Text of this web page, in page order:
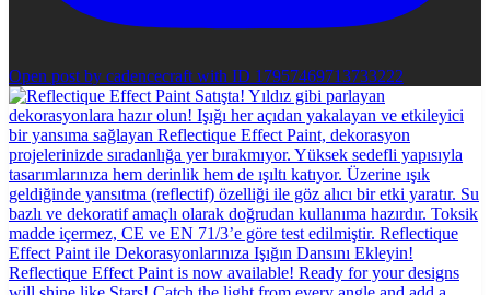
Open post by cadencecraft with ID 17957469713733222